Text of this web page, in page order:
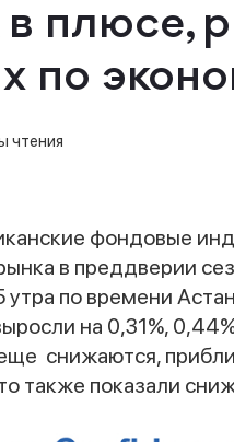
плюсе,
по
чтения
фондовые
в преддверии
по времени
на 0,31%,
снижаются,
также показали